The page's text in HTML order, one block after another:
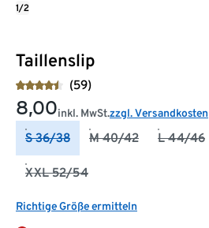
Taillenslip
(59)
8,00inkl. MwSt.zzgl. Versandkosten
S 36/38 M 40/42 L 44/46
XXL 52/54
Richtige Größe ermitteln
1/2